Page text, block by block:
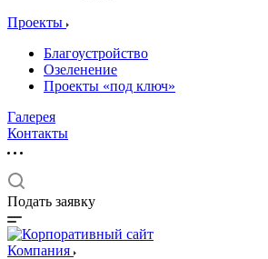
Проекты
Благоустройство
Озеленение
Проекты «под ключ»
Галерея
Контакты
Подать заявку
Компания